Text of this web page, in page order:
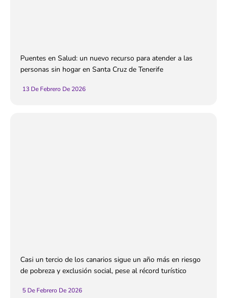
Puentes en Salud: un nuevo recurso para atender a las
personas sin hogar en Santa Cruz de Tenerife
13 De Febrero De 2026
Casi un tercio de los canarios sigue un año más en riesgo
de pobreza y exclusión social, pese al récord turístico
5 De Febrero De 2026